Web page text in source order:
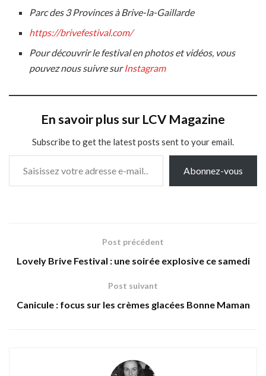
Parc des 3 Provinces à Brive-la-Gaillarde
https://brivefestival.com/
Pour découvrir le festival en photos et vidéos, vous
pouvez nous suivre surInstagram
En savoir plus sur LCV Magazine
Subscribe to get the latest posts sent to your email.
Saisissez votre adresse e-mail…
Abonnez-vous
Post précédent
Lovely Brive Festival : une soirée explosive ce samedi
Post suivant
Canicule : focus sur les crèmes glacées Bonne Maman